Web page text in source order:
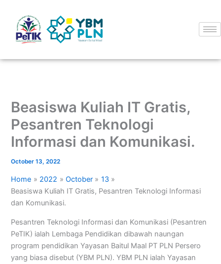
content
Beasiswa Kuliah IT Gratis,
Pesantren Teknologi
Informasi dan Komunikasi.
October 13, 2022
Home 2022 October
13
Beasiswa Kuliah IT Gratis, Pesantren Teknologi Informasi
dan Komunikasi.
Pesantren Teknologi Informasi dan Komunikasi (Pesantren
PeTIK) ialah Lembaga Pendidikan dibawah naungan
program pendidikan Yayasan Baitul Maal PT PLN Persero
yang biasa disebut (YBM PLN). YBM PLN ialah Yayasan